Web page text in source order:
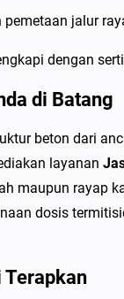
pemetaan jalur
dengan
di Batang
beton dari
layanan
maupun rayap
dosis
Terapkan